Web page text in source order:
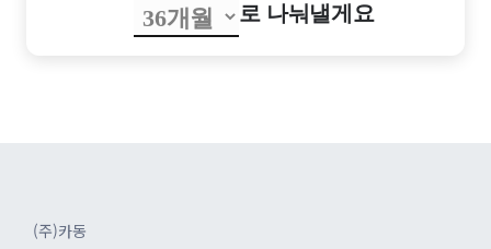
로 나눠낼게요
(주)카동